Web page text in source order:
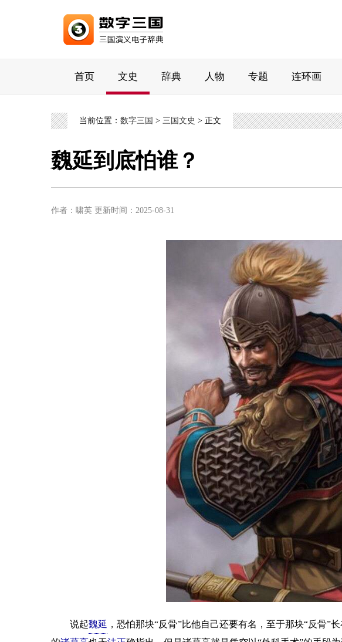
首页 文史 辞典 人物 专题 连环画
当前位置： 数字三国 > 三国文史 > 正文
魏延到底怕谁？
作者：啸英 更新时间：2025-08-31
说起魏延 ，恐怕那块“反骨”比他自己还要有名，至于那块“反骨”